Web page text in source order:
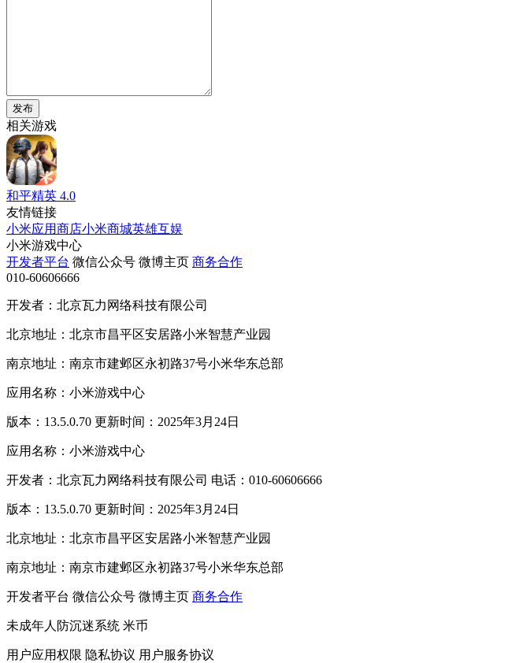
发布
相关游戏
和平精英 4.0
友情链接
小米应用商店小米商城英雄互娱
小米游戏中心
开发者平台 微信公众号 微博主页 商务合作
010-60606666
开发者：北京瓦力网络科技有限公司
北京地址：北京市昌平区安居路小米智慧产业园
南京地址：南京市建邺区永初路37号小米华东总部
应用名称：小米游戏中心
版本：13.5.0.70 更新时间：2025年3月24日
应用名称：小米游戏中心
开发者：北京瓦力网络科技有限公司 电话：010-60606666
版本：13.5.0.70 更新时间：2025年3月24日
北京地址：北京市昌平区安居路小米智慧产业园
南京地址：南京市建邺区永初路37号小米华东总部
开发者平台 微信公众号 微博主页 商务合作
未成年人防沉迷系统 米币
用户应用权限 隐私协议 用户服务协议